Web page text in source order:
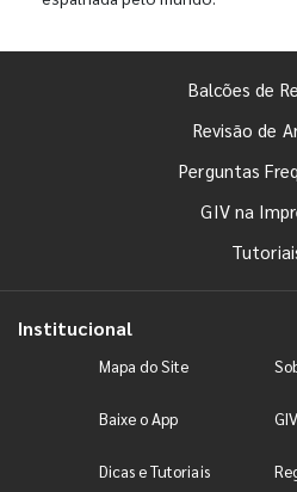
Balcões de
Revisão de
Perguntas
GIV na
Institucional
Mapa do Site
Baixe o App
Dicas e Tutoriais